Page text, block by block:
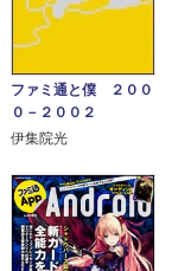
ファミ通と僕 ２００
０－２００２
伊集院光